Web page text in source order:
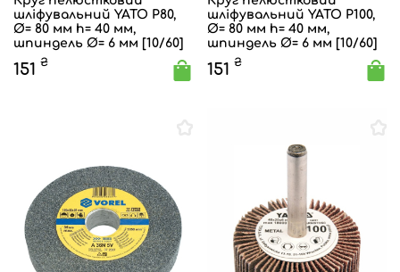
шліфувальний YATO P80,
Ø= 80 мм h= 40 мм,
шпиндель Ø= 6 мм [10/60]
151 ₴
шліфувальний YATO P100,
Ø= 80 мм h= 40 мм,
шпиндель Ø= 6 мм [10/60]
151 ₴